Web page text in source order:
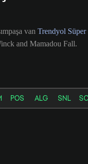
van Trendyol Süper
and Mamadou Fall.
POS ALG SNL